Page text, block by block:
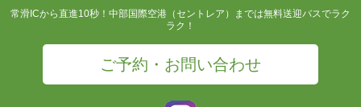
常滑ICから直進10秒！中部国際空港（セントレア）までは無料送迎バスでラク
ラク！
ご予約・お問い合わせ